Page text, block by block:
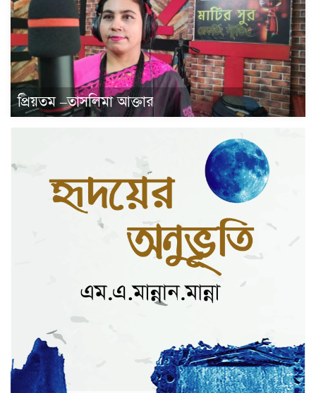
প্রিয়তম –তাসলিমা আক্তার